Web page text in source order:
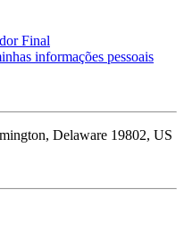
Final
informações pessoais
Delaware 19802, US